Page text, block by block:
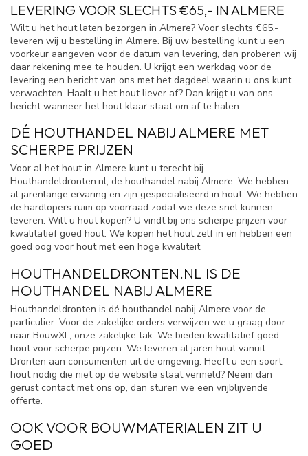
LEVERING VOOR SLECHTS €65,- IN ALMERE
Wilt u het hout laten bezorgen in Almere? Voor slechts €65,-
leveren wij u bestelling in Almere. Bij uw bestelling kunt u een
voorkeur aangeven voor de datum van levering, dan proberen wij
daar rekening mee te houden. U krijgt een werkdag voor de
levering een bericht van ons met het dagdeel waarin u ons kunt
verwachten. Haalt u het hout liever af? Dan krijgt u van ons
bericht wanneer het hout klaar staat om af te halen.
DÉ HOUTHANDEL NABIJ ALMERE MET
SCHERPE PRIJZEN
Voor al het hout in Almere kunt u terecht bij
Houthandeldronten.nl, de houthandel nabij Almere. We hebben
al jarenlange ervaring en zijn gespecialiseerd in hout. We hebben
de hardlopers ruim op voorraad zodat we deze snel kunnen
leveren. Wilt u hout kopen? U vindt bij ons scherpe prijzen voor
kwalitatief goed hout. We kopen het hout zelf in en hebben een
goed oog voor hout met een hoge kwaliteit.
HOUTHANDELDRONTEN.NL IS DE
HOUTHANDEL NABIJ ALMERE
Houthandeldronten is dé houthandel nabij Almere voor de
particulier. Voor de zakelijke orders verwijzen we u graag door
naar BouwXL, onze zakelijke tak. We bieden kwalitatief goed
hout voor scherpe prijzen. We leveren al jaren hout vanuit
Dronten aan consumenten uit de omgeving. Heeft u een soort
hout nodig die niet op de website staat vermeld? Neem dan
gerust contact met ons op, dan sturen we een vrijblijvende
offerte.
OOK VOOR BOUWMATERIALEN ZIT U
GOED